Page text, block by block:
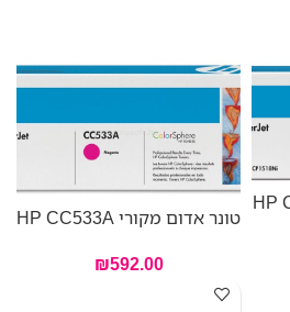
טונר אדום מקורי HP CC533A
₪592.00